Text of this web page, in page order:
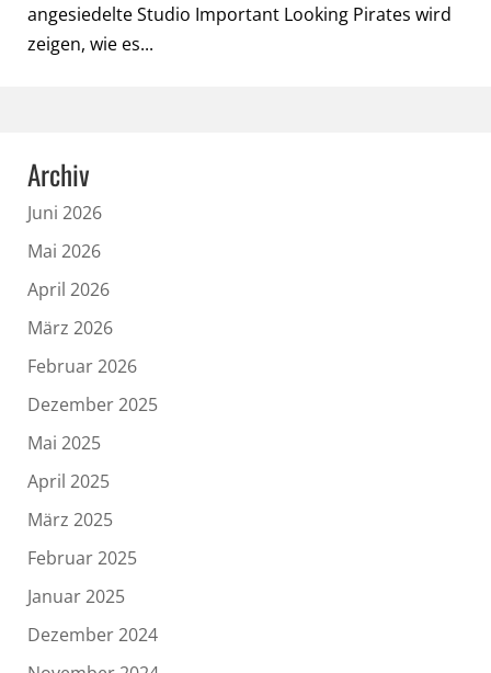
angesiedelte Studio Important Looking Pirates wird
zeigen, wie es...
Archiv
Juni 2026
Mai 2026
April 2026
März 2026
Februar 2026
Dezember 2025
Mai 2025
April 2025
März 2025
Februar 2025
Januar 2025
Dezember 2024